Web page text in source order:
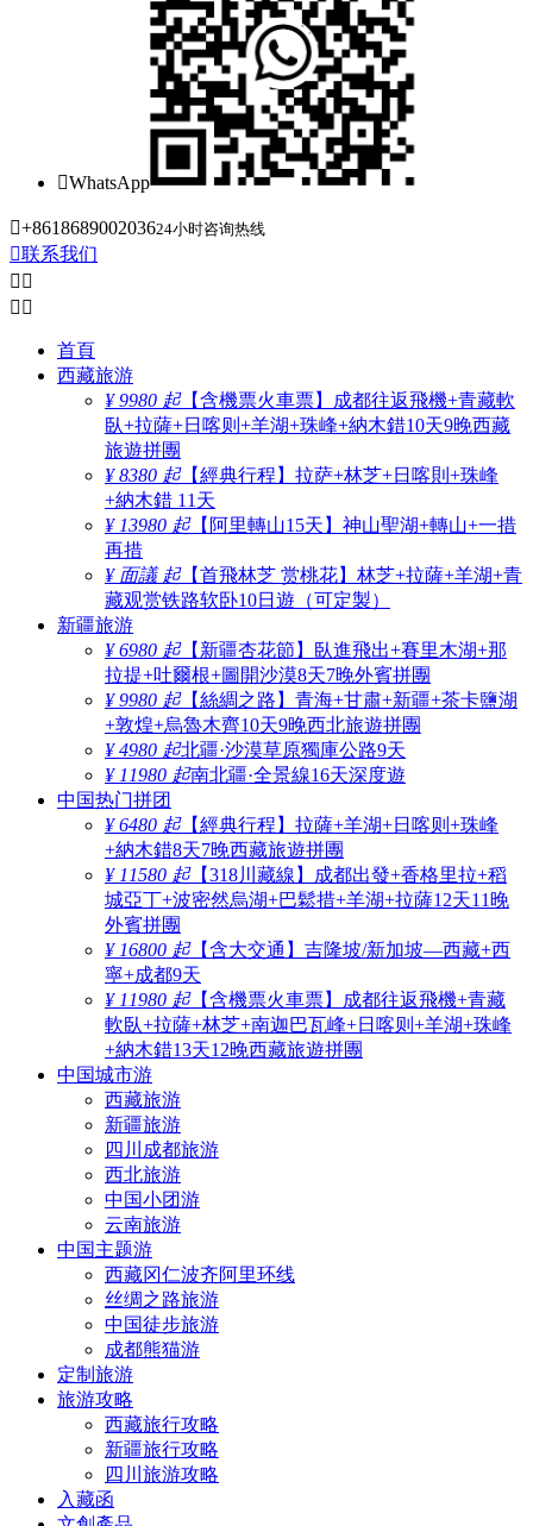
WhatsApp
+861868900203624小时咨询热线
联系我们
 
 
首頁
西藏旅游
¥ 9980 起【含機票火車票】成都往返飛機+青藏軟
臥+拉薩+日喀则+羊湖+珠峰+納木錯10天9晚西藏
旅遊拼團
¥ 8380 起【經典行程】拉萨+林芝+日喀則+珠峰
+納木錯 11天
¥ 13980 起【阿里轉山15天】神山聖湖+轉山+一措
再措
¥ 面議 起【首飛林芝 赏桃花】林芝+拉薩+羊湖+青
藏观赏铁路软卧10日遊（可定製）
新疆旅游
¥ 6980 起【新疆杏花節】臥進飛出+賽里木湖+那
拉提+吐爾根+圖開沙漠8天7晚外賓拼團
¥ 9980 起【絲綢之路】青海+甘肅+新疆+茶卡鹽湖
+敦煌+烏魯木齊10天9晚西北旅遊拼團
¥ 4980 起北疆·沙漠草原獨庫公路9天
¥ 11980 起南北疆·全景線16天深度遊
中国热门拼团
¥ 6480 起【經典行程】拉薩+羊湖+日喀则+珠峰
+納木錯8天7晚西藏旅遊拼團
¥ 11580 起【318川藏線】成都出發+香格里拉+稻
城亞丁+波密然烏湖+巴鬆措+羊湖+拉薩12天11晚
外賓拼團
¥ 16800 起【含大交通】吉隆坡/新加坡—西藏+西
寧+成都9天
¥ 11980 起【含機票火車票】成都往返飛機+青藏
軟臥+拉薩+林芝+南迦巴瓦峰+日喀则+羊湖+珠峰
+納木錯13天12晚西藏旅遊拼團
中国城市游
西藏旅游
新疆旅游
四川成都旅游
西北旅游
中国小团游
云南旅游
中国主题游
西藏冈仁波齐阿里环线
丝绸之路旅游
中国徒步旅游
成都熊猫游
定制旅游
旅游攻略
西藏旅行攻略
新疆旅行攻略
四川旅游攻略
入藏函